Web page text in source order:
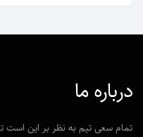
درباره ما
تمام سعی تیم به نظر بر این است